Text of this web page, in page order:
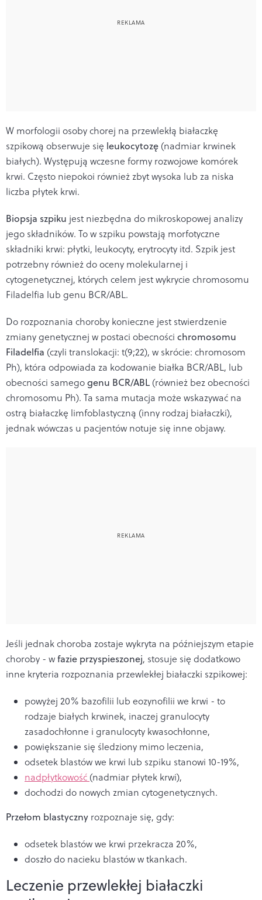
W morfologii osoby chorej na przewlekłą białaczkę
szpikową obserwuje się leukocytozę (nadmiar krwinek
białych). Występują wczesne formy rozwojowe komórek
krwi. Często niepokoi również zbyt wysoka lub za niska
liczba płytek krwi.
Biopsja szpiku jest niezbędna do mikroskopowej analizy
jego składników. To w szpiku powstają morfotyczne
składniki krwi: płytki, leukocyty, erytrocyty itd. Szpik jest
potrzebny również do oceny molekularnej i
cytogenetycznej, których celem jest wykrycie chromosomu
Filadelfia lub genu BCR/ABL.
Do rozpoznania choroby konieczne jest stwierdzenie
zmiany genetycznej w postaci obecności chromosomu
Filadelfia (czyli translokacji: t(9;22), w skrócie: chromosom
Ph), która odpowiada za kodowanie białka BCR/ABL, lub
obecności samegogenu BCR/ABL (również bez obecności
chromosomu Ph). Ta sama mutacja może wskazywać na
ostrą białaczkę limfoblastyczną (inny rodzaj białaczki),
jednak wówczas u pacjentów notuje się inne objawy.
Jeśli jednak choroba zostaje wykryta na późniejszym etapie
choroby - wfazie przyspieszonej, stosuje się dodatkowo
inne kryteria rozpoznania przewlekłej białaczki szpikowej:
powyżej 20% bazofilii lub eozynofilii we krwi - to
rodzaje białych krwinek, inaczej granulocyty
zasadochłonne i granulocyty kwasochłonne,
powiększanie się śledziony mimo leczenia,
odsetek blastów we krwi lub szpiku stanowi 10-19%,
nadpłytkowość (nadmiar płytek krwi),
dochodzi do nowych zmian cytogenetycznych.
Przełom blastyczny rozpoznaje się, gdy:
odsetek blastów we krwi przekracza 20%,
doszło do nacieku blastów w tkankach.
Leczenie przewlekłej białaczki